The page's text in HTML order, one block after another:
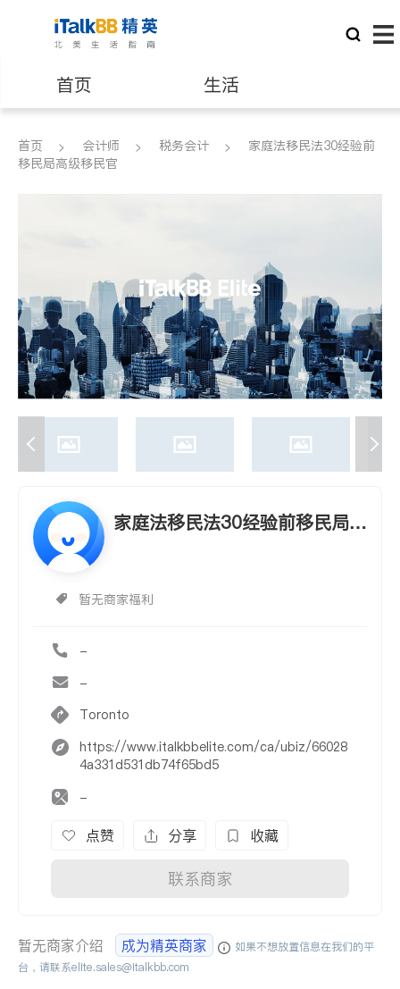
首页 生活
医生 律师
建筑装修
首页 会计师 税务会计
家庭法移民法30经验前
移民局高级移民官
家庭法移民法30经验前移民局高
暂无商家福利
-
-
Toronto
https://www.italkbbelite.com/ca/ubiz/66028
4a331d531db74f65bd5
-
点赞 分享 收藏
联系商家
暂无商家介绍 成为精英商家
如果不想放置信息在我们的平
台，请联系elite.sales@italkbb.com